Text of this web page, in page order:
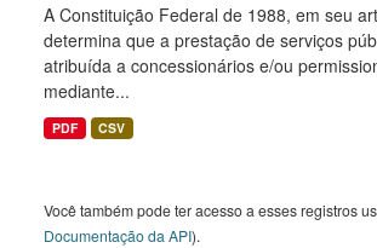
A Constituição Federal de 1988, em seu
determina que a prestação de serviços
atribuída a concessionários e/ou
mediante...
PDF CSV
Você também pode ter acesso a esses registros
Documentação da API).